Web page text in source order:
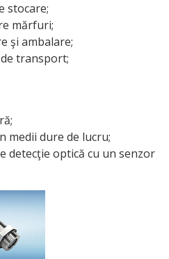
stocare;
mărfuri;
şi ambalare;
transport;
medii dure de lucru;
detecţie optică cu un senzor